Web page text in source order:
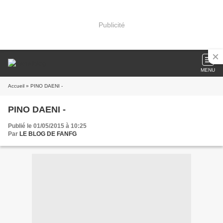
Publicité
MENU
Accueil » PINO DAENI -
PINO DAENI -
Publié le 01/05/2015 à 10:25
Par LE BLOG DE FANFG